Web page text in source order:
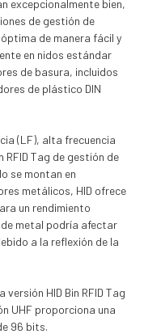
excepcionalmente bien,
de gestión de
de manera fácil y
en nidos estándar
de basura, incluidos
de plástico DIN
(LF), alta frecuencia
RFID Tag de gestión de
se montan en
metálicos, HID ofrece
un rendimiento
metal podría afectar
a la reflexión de la
HID Bin RFID Tag
UHF proporciona una
96 bits.